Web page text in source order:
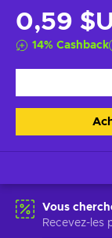
0,59
14% Cashback
Vous
Recevez-les